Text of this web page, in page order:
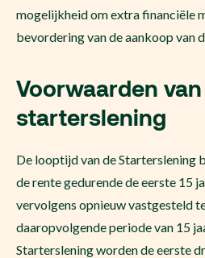
mogelijkheid om extra financiële
bevordering van de aankoop van
Voorwaarden
starterslening
De looptijd van de Starterslening
de rente gedurende de eerste 15
vervolgens opnieuw vastgesteld
daaropvolgende periode van 15
Starterslening worden de eerste